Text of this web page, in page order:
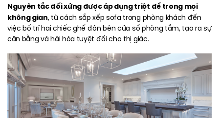
Nguyên tắc đối xứng được áp dụng triệt để trong mọi
không gian, từ cách sắp xếp sofa trong phòng khách đến
việc bố trí hai chiếc ghế đôn bên cửa sổ phòng tắm, tạo ra sự
cân bằng và hài hòa tuyệt đối cho thị giác.